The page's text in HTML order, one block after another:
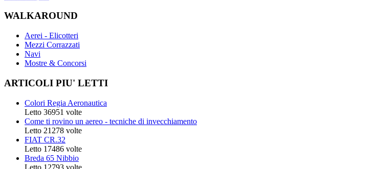
WALKAROUND
Aerei - Elicotteri
Mezzi Corrazzati
Navi
Mostre & Concorsi
ARTICOLI PIU' LETTI
Colori Regia Aeronautica
Letto 36951 volte
Come ti rovino un aereo - tecniche di invecchiamento
Letto 21278 volte
FIAT CR.32
Letto 17486 volte
Breda 65 Nibbio
Letto 12793 volte